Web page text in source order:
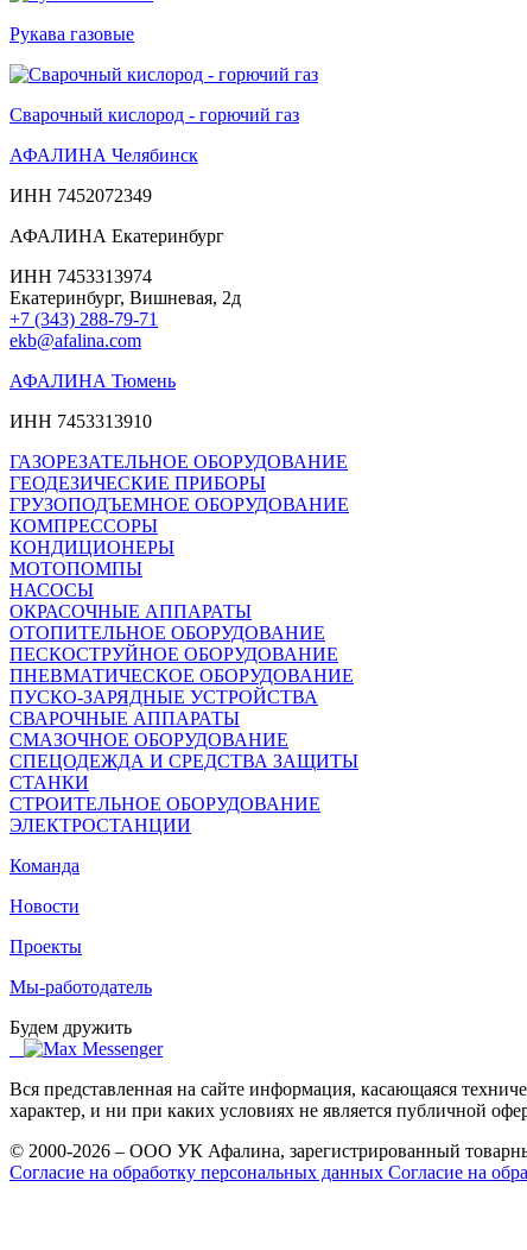
Рукава газовые
Сварочный кислород - горючий газ
АФАЛИНА Челябинск
ИНН 7452072349
АФАЛИНА Екатеринбург
ИНН 7453313974
Екатеринбург, Вишневая, 2д
+7 (343) 288-79-71
ekb@afalina.com
АФАЛИНА Тюмень
ИНН 7453313910
ГАЗОРЕЗАТЕЛЬНОЕ ОБОРУДОВАНИЕ
ГЕОДЕЗИЧЕСКИЕ ПРИБОРЫ
ГРУЗОПОДЪЕМНОЕ ОБОРУДОВАНИЕ
КОМПРЕССОРЫ
КОНДИЦИОНЕРЫ
МОТОПОМПЫ
НАСОСЫ
ОКРАСОЧНЫЕ АППАРАТЫ
ОТОПИТЕЛЬНОЕ ОБОРУДОВАНИЕ
ПЕСКОСТРУЙНОЕ ОБОРУДОВАНИЕ
ПНЕВМАТИЧЕСКОЕ ОБОРУДОВАНИЕ
ПУСКО-ЗАРЯДНЫЕ УСТРОЙСТВА
СВАРОЧНЫЕ АППАРАТЫ
СМАЗОЧНОЕ ОБОРУДОВАНИЕ
СПЕЦОДЕЖДА И СРЕДСТВА ЗАЩИТЫ
СТАНКИ
СТРОИТЕЛЬНОЕ ОБОРУДОВАНИЕ
ЭЛЕКТРОСТАНЦИИ
Команда
Новости
Проекты
Мы-работодатель
Будем дружить
Вся представленная на сайте информация, касающаяся
характер, и ни при каких условиях не является публичной
© 2000-2026 – ООО УК Афалина, зарегистрированный
Согласие на обработку персональных данных Согласие на